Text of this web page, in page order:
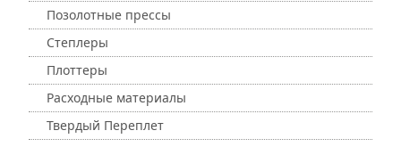
Позолотные прессы
Степлеры
Плоттеры
Расходные материалы
Твердый Переплет